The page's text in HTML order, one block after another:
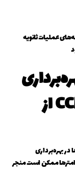
عملیات ثانویه
ممکن است منجر